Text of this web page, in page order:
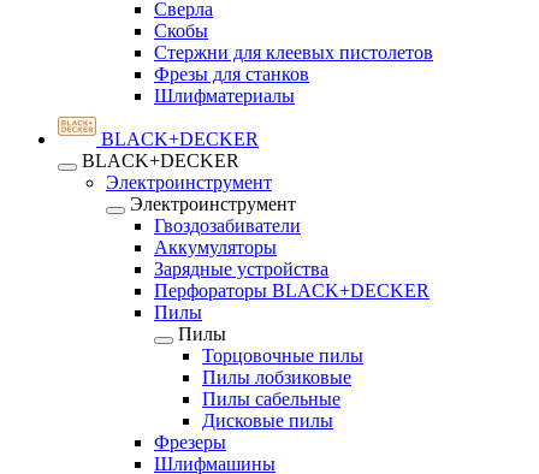
Сверла
Скобы
Стержни для клеевых пистолетов
Фрезы для станков
Шлифматериалы
BLACK+DECKER
BLACK+DECKER
Электроинструмент
Электроинструмент
Гвоздозабиватели
Аккумуляторы
Зарядные устройства
Перфораторы BLACK+DECKER
Пилы
Пилы
Торцовочные пилы
Пилы лобзиковые
Пилы сабельные
Дисковые пилы
Фрезеры
Шлифмашины